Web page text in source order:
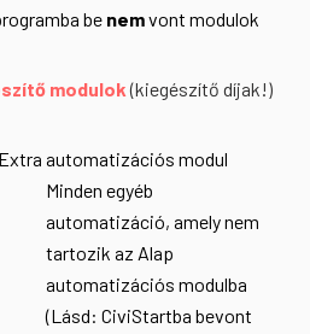
be nemvont modulok
modulok(kiegészítő díjak!)
Extra automatizációs modul
Minden egyéb
automatizáció, amely nem
tartozik az Alap
automatizációs modulba
(Lásd: CiviStartba bevont